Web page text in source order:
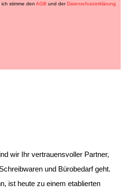
stimme den AGB und derDatenschutzerklärung
wir Ihr vertrauensvoller Partner,
und Bürobedarf geht.
ist heute zu einem etablierten